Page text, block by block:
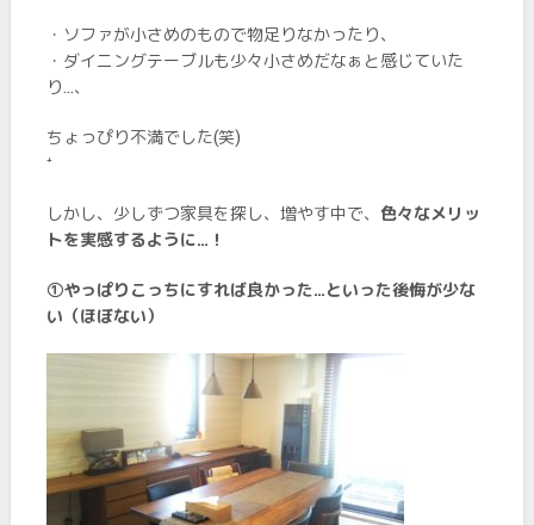
・ソファが小さめのもので物足りなかったり、
・ダイニングテーブルも少々小さめだなぁと感じていた
り…、
ちょっぴり不満でした(笑)
⁺
しかし、少しずつ家具を探し、増やす中で、 色々なメリッ
トを実感するように…！
➀やっぱりこっちにすれば良かった…といった後悔が少な
い（ほぼない）